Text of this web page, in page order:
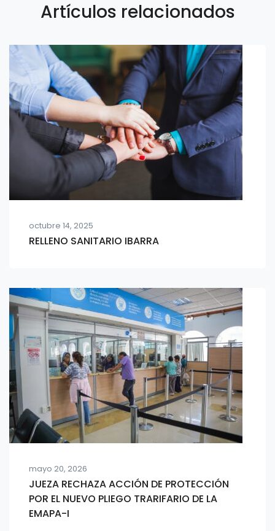
Artículos relacionados
octubre 14, 2025
RELLENO SANITARIO IBARRA
mayo 20, 2026
JUEZA RECHAZA ACCIÓN DE PROTECCIÓN
POR EL NUEVO PLIEGO TRARIFARIO DE LA
EMAPA-I